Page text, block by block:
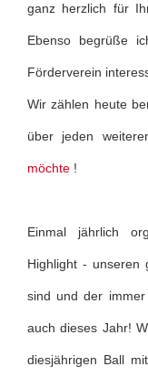
ganz herzlich für
Ebenso begrüße
Förderverein
Wir zählen heute
über jeden
möchte !
Einmal jährlich
Highlight - unseren
sind und der
auch dieses Jahr!
diesjährigen Ball